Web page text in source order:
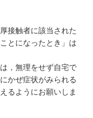
接触者に該当された
とになったとき」は
，無理をせず自宅で
かぜ症状がみられる
るようにお願いしま